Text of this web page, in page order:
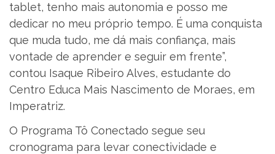
tablet, tenho mais autonomia e posso me
dedicar no meu próprio tempo. É uma conquista
que muda tudo, me dá mais confiança, mais
vontade de aprender e seguir em frente”,
contou Isaque Ribeiro Alves, estudante do
Centro Educa Mais Nascimento de Moraes, em
Imperatriz.
O Programa Tô Conectado segue seu
cronograma para levar conectividade e